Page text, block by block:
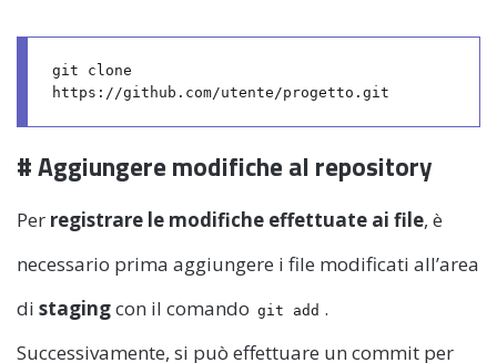
git clone
# Aggiungere modifiche al repository
Per registrare le modifiche effettuate ai file, è
necessario prima aggiungere i file modificati all’area
di stagingcon il comando git add .
Successivamente, si può effettuare un commit per